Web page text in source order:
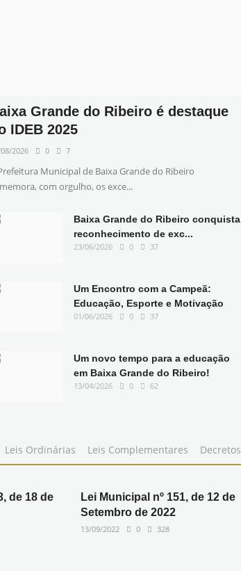
Grande do Ribeiro é destaque
IDEB 2025
2026 0 7
Municipal de Baixa Grande do Ribeiro
com orgulho, os exce...
Baixa Grande do Ribeiro conquista
reconhecimento de exc...
23/06/2026 0 37
Um Encontro com a Campeã:
Educação, Esporte e Motivação
01/06/2026 0 37
Um novo tempo para a educação
em Baixa Grande do Ribeiro!
13/04/2026 0 62
Leis Ordinárias Leis Complementares Decretos
de 18 de
Lei Municipal nº 151, de 12 de
Setembro de 2022
13/09/2022 0 328